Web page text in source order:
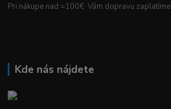
Pri nákupe nad =100€ Vám dopravu zaplatíme
Kde nás nájdete